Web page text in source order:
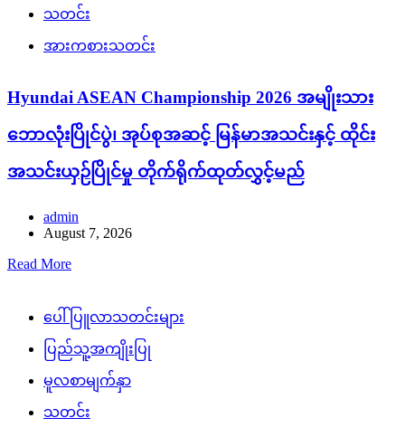
သတင်း
အားကစားသတင်း
Hyundai ASEAN Championship 2026 အမျိုးသား
ဘောလုံးပြိုင်ပွဲ၊ အုပ်စုအဆင့် မြန်မာအသင်းနှင့် ထိုင်း
အသင်းယှဉ်ပြိုင်မှု တိုက်ရိုက်ထုတ်လွှင့်မည်
admin
August 7, 2026
Read More
ပေါ်ပြူလာသတင်းများ
ပြည်သူ့အကျိုးပြု
မူလစာမျက်နှာ
သတင်း